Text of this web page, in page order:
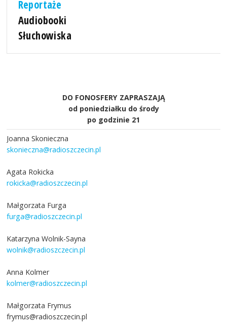
Reportaże
Audiobooki
Słuchowiska
DO FONOSFERY ZAPRASZAJĄ
od poniedziałku do środy
po godzinie 21
Joanna Skonieczna
skonieczna@radioszczecin.pl
Agata Rokicka
rokicka@radioszczecin.pl
Małgorzata Furga
furga@radioszczecin.pl
Katarzyna Wolnik-Sayna
wolnik@radioszczecin.pl
Anna Kolmer
kolmer@radioszczecin.pl
Małgorzata Frymus
frymus@radioszczecin.pl